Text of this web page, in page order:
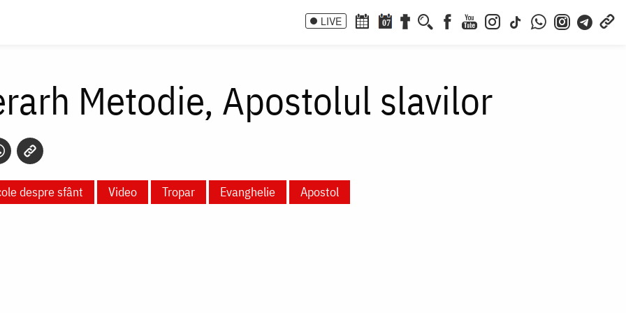
LIVE 07
Metodie, Apostolul slavilor
despre sfânt Video Tropar Evanghelie Apostol